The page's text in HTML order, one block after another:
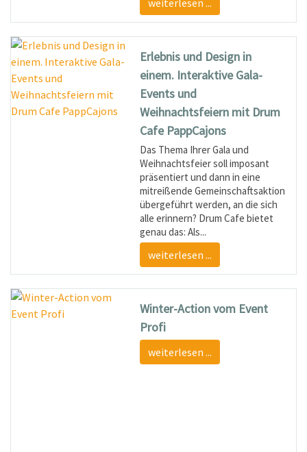
Erlebnis und Design in
einem. Interaktive Gala-
Events und
Weihnachtsfeiern mit Drum
Cafe PappCajons
Das Thema Ihrer Gala und
Weihnachtsfeier soll imposant
präsentiert und dann in eine
mitreißende Gemeinschaftsaktion
übergeführt werden, an die sich
alle erinnern? Drum Cafe bietet
genau das: Als...
weiterlesen ...
Winter-Action vom Event
Profi
weiterlesen ...